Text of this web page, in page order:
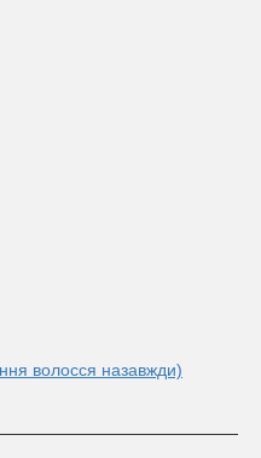
волосся назавжди)